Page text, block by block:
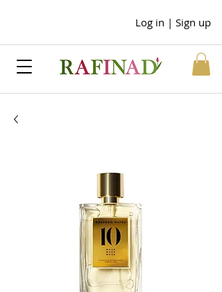
Log in | Sign up